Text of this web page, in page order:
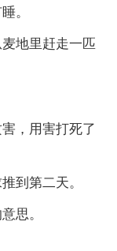
。
地里赶走一匹
，用害打死了
到第二天。
思。